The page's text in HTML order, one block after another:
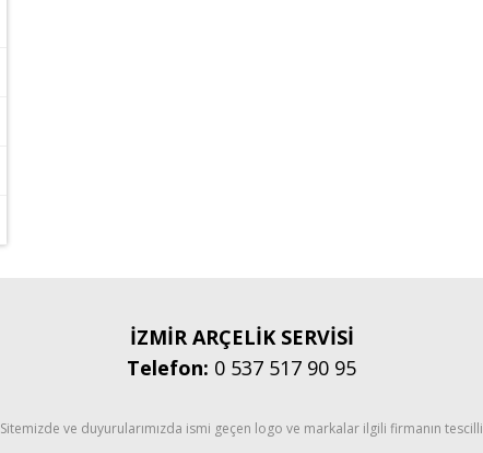
İZMİR ARÇELİK SERVİSİ
Telefon: 0 537 517 90 95
Sitemizde ve duyurularımızda ismi geçen logo ve markalar ilgili firmanın tescilli